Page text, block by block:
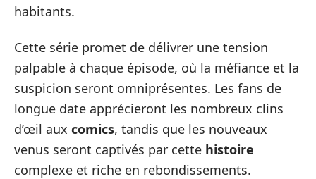
habitants.
Cette série promet de délivrer une tension
palpable à chaque épisode, où la méfiance et la
suspicion seront omniprésentes. Les fans de
longue date apprécieront les nombreux clins
d’œil aux comics, tandis que les nouveaux
venus seront captivés par cette histoire
complexe et riche en rebondissements.